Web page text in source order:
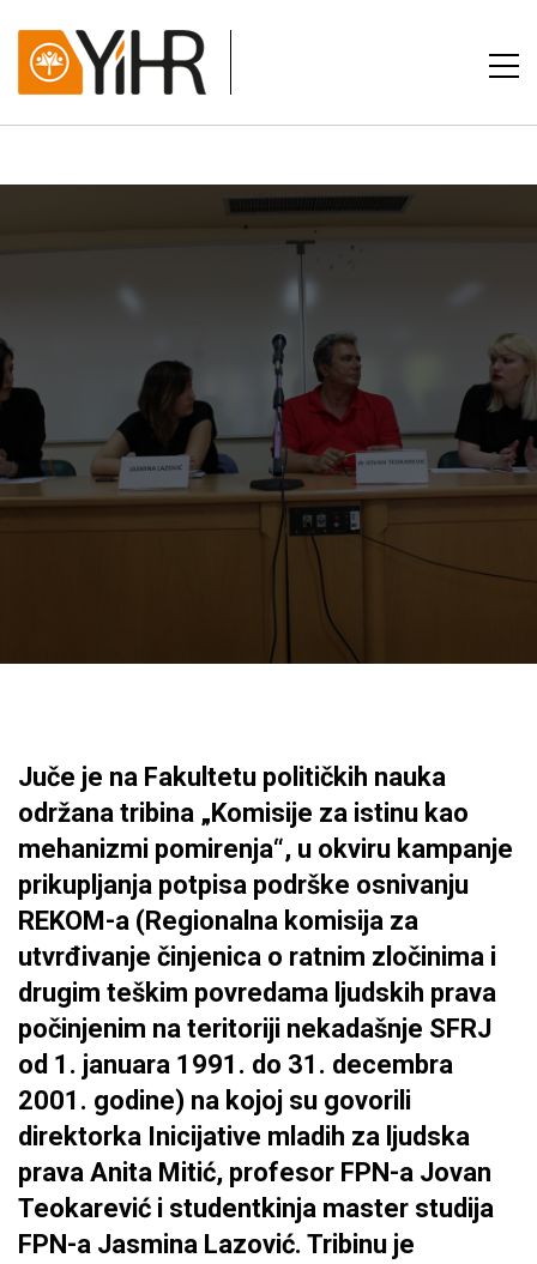
Juče je na Fakultetu političkih nauka
održana tribina „Komisije za istinu kao
mehanizmi pomirenja“, u okviru kampanje
prikupljanja potpisa podrške osnivanju
REKOM-a (Regionalna komisija za
utvrđivanje činjenica o ratnim zločinima i
drugim teškim povredama ljudskih prava
počinjenim na teritoriji nekadašnje SFRJ
od 1. januara 1991. do 31. decembra
2001. godine) na kojoj su govorili
direktorka Inicijative mladih za ljudska
prava Anita Mitić, profesor FPN-a Jovan
Teokarević i studentkinja master studija
FPN-a Jasmina Lazović. Tribinu je